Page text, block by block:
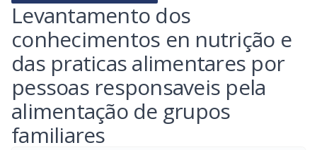
Levantamento dos
conhecimentos en nutrição e
das praticas alimentares por
pessoas responsaveis pela
alimentação de grupos
familiares